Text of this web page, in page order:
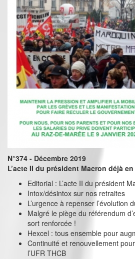
N°374 - Décembre 2019
L’acte II du président Macron déjà
Editorial : L’acte II du président
Intox/désintox sur nos retraites
L’urgence à repenser l’évolution
Malgré le piège du référendum
sort renforcée !
Hexcel : tous ensemble pour
Continuité et renouvellement
l’UFR THCB